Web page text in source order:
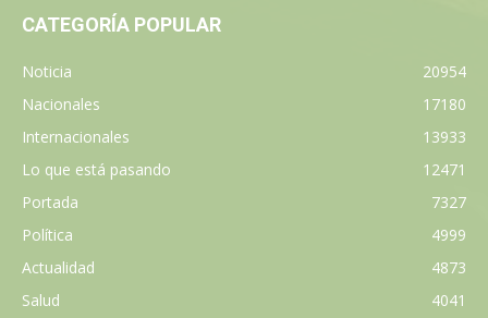
CATEGORÍA POPULAR
Noticia
20954
Nacionales
17180
Internacionales
13933
Lo que está pasando
12471
Portada
7327
Política
4999
Actualidad
4873
Salud
4041